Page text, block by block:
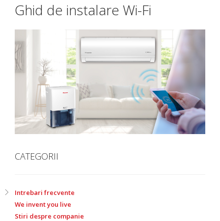
Ghid de instalare Wi-Fi
CATEGORII
Intrebari frecvente
We invent you live
Stiri despre companie